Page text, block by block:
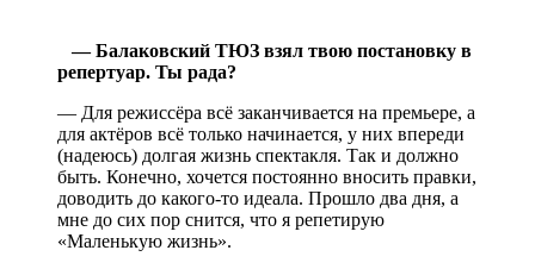
— Балаковский ТЮЗ взял твою постановку в
репертуар. Ты рада?
— Для режиссёра всё заканчивается на премьере, а
для актёров всё только начинается, у них впереди
(надеюсь) долгая жизнь спектакля. Так и должно
быть. Конечно, хочется постоянно вносить правки,
доводить до какого-то идеала. Прошло два дня, а
мне до сих пор снится, что я репетирую
«Маленькую жизнь».